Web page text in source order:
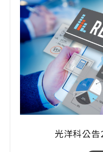
光洋科公